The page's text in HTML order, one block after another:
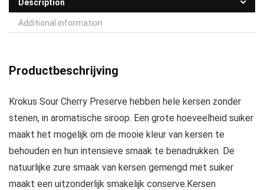
Description
Additional information
Productbeschrijving
Krokus Sour Cherry Preserve hebben hele kersen zonder
stenen, in aromatische siroop. Een grote hoeveelheid suiker
maakt het mogelijk om de mooie kleur van kersen te
behouden en hun intensieve smaak te benadrukken. De
natuurlijke zure smaak van kersen gemengd met suiker
maakt een uitzonderlijk smakelijk conserve.Kersen